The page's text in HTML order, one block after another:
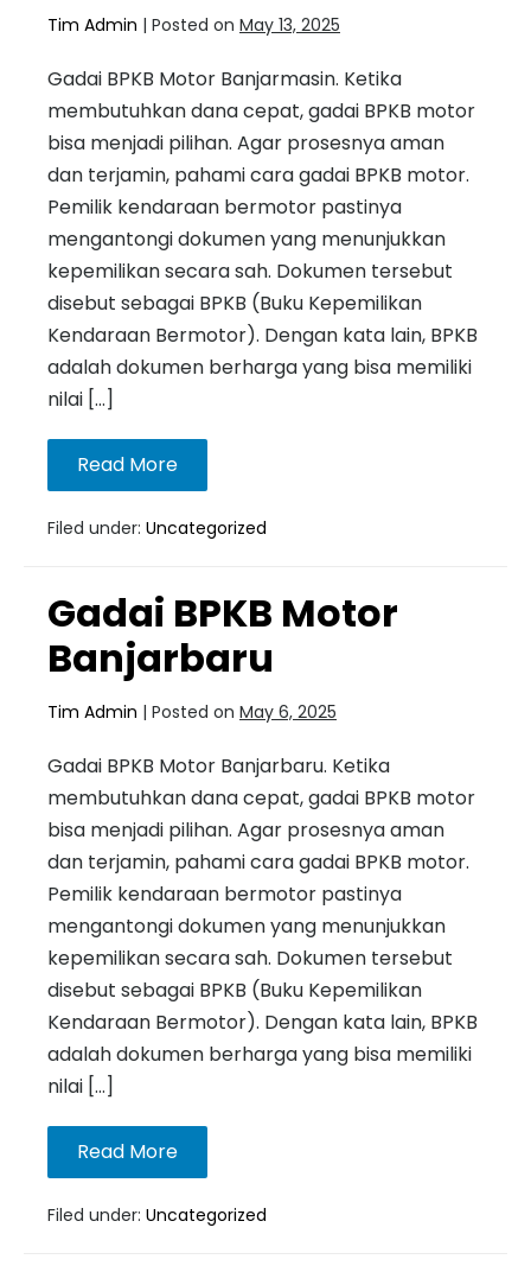
Tim Admin | Posted on May 13, 2025
Gadai BPKB Motor Banjarmasin. Ketika
membutuhkan dana cepat, gadai BPKB motor
bisa menjadi pilihan. Agar prosesnya aman
dan terjamin, pahami cara gadai BPKB motor.
Pemilik kendaraan bermotor pastinya
mengantongi dokumen yang menunjukkan
kepemilikan secara sah. Dokumen tersebut
disebut sebagai BPKB (Buku Kepemilikan
Kendaraan Bermotor). Dengan kata lain, BPKB
adalah dokumen berharga yang bisa memiliki
nilai […]
Read More
Filed under: Uncategorized
Gadai BPKB Motor
Banjarbaru
Tim Admin | Posted on May 6, 2025
Gadai BPKB Motor Banjarbaru. Ketika
membutuhkan dana cepat, gadai BPKB motor
bisa menjadi pilihan. Agar prosesnya aman
dan terjamin, pahami cara gadai BPKB motor.
Pemilik kendaraan bermotor pastinya
mengantongi dokumen yang menunjukkan
kepemilikan secara sah. Dokumen tersebut
disebut sebagai BPKB (Buku Kepemilikan
Kendaraan Bermotor). Dengan kata lain, BPKB
adalah dokumen berharga yang bisa memiliki
nilai […]
Read More
Filed under: Uncategorized